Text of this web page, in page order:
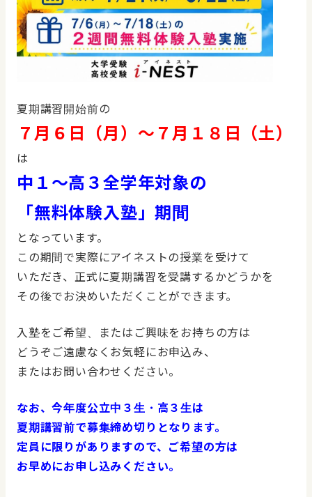
夏期講習開始前の
７月６日（月）～７月１８日（土）
は
中１～高３全学年対象の
「無料体験入塾」期間
となっています。
この期間で実際にアイネストの授業を受けて
いただき、正式に夏期講習を受講するかどうかを
その後でお決めいただくことができます。
入塾をご希望、またはご興味をお持ちの方は
どうぞご遠慮なくお気軽にお申込み、
またはお問い合わせください。
なお、今年度公立中３生・高３生は
夏期講習前で募集締め切りとなります。
定員に限りがありますので、ご希望の方は
お早めにお申し込みください。